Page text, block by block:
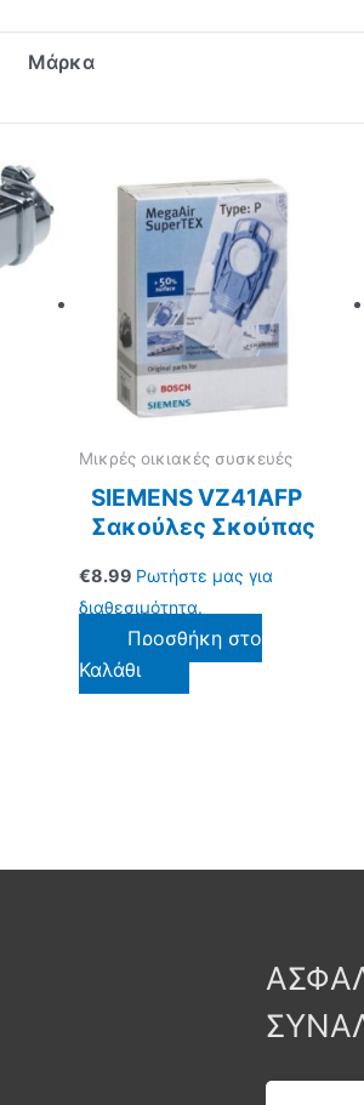
Μάρκα
Μικρές οικιακές συσκευές
SIEMENS VZ41AFP
Σακούλες Σκούπας
€8.99 Ρωτήστε μας για
διαθεσιμότητα.
Προσθήκη στο
Καλάθι